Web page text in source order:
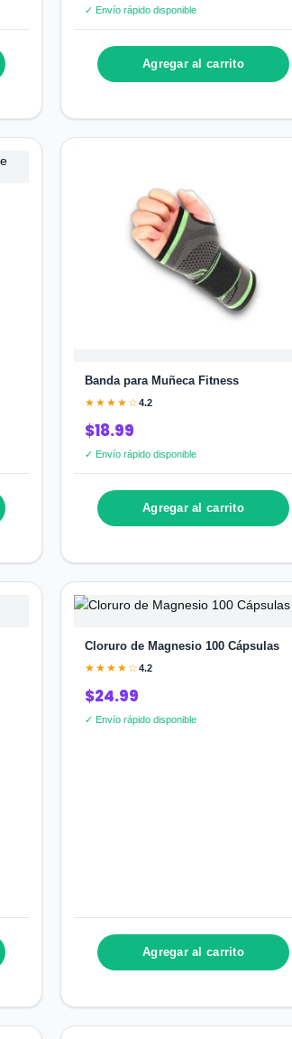
✓ Envío rápido disponible
Agregar al carrito
Banda para Muñeca Fitness
★★★★☆4.2
$18.99
✓ Envío rápido disponible
Agregar al carrito
Cloruro de Magnesio 100 Cápsulas
★★★★☆4.2
$24.99
✓ Envío rápido disponible
Agregar al carrito